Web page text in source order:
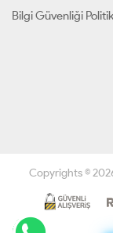
Bilgi Güvenliği
Copyrights ©